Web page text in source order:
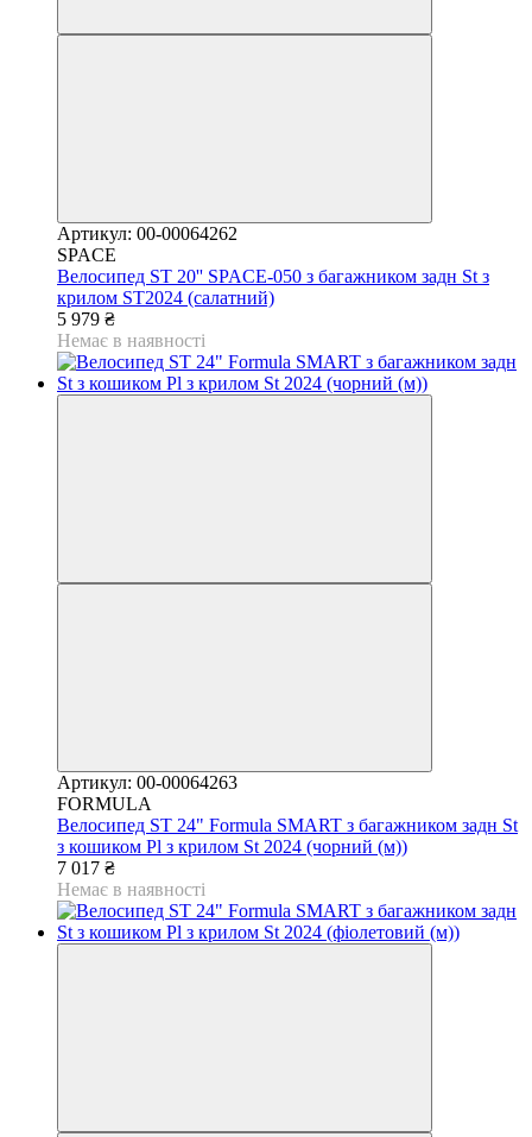
Артикул: 00-00064262
SPACE
Велосипед ST 20'' SPACE-050 з багажником задн St з
крилом ST2024 (салатний)
5 979 ₴
Немає в наявності
Артикул: 00-00064263
FORMULA
Велосипед ST 24" Formula SMART з багажником задн St
з кошиком Pl з крилом St 2024 (чорний (м))
7 017 ₴
Немає в наявності